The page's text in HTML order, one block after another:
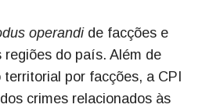
operandide facções e
do país. Além de
por facções, a CPI
crimes relacionados às